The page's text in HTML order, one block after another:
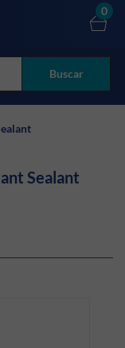
Buscar
0
Sealant